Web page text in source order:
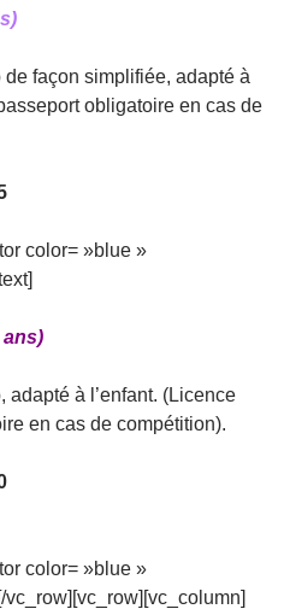
façon simplifiée, adapté à
obligatoire en cas de
color= »blue »
ans)
adapté à l’enfant. (Licence
en cas de compétition).
color= »blue »